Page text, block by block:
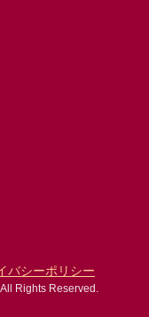
バシーポリシー
Rights Reserved.